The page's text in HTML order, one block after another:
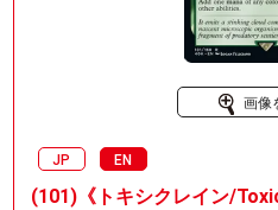
画像
JP EN
(101)《トキシクレイン/